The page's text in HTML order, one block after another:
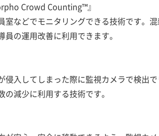
Crowd Counting™』
などでモニタリングできる技術です。
の運用改善に利用できます。
入してしまった際に監視カメラで検出
減少に利用する技術です。